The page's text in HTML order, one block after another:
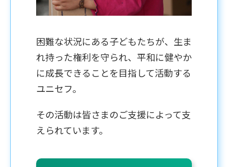
困難な状況にある子どもたちが、生ま
れ持った権利を守られ、平和に健やか
に成長できることを目指して活動する
ユニセフ。
その活動は皆さまのご支援によって支
えられています。